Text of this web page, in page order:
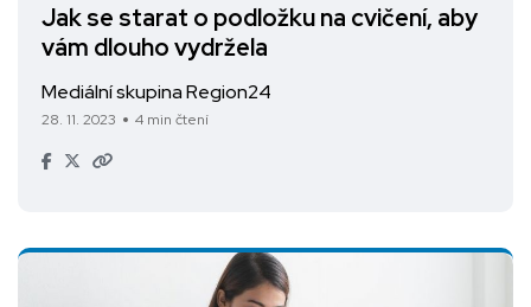
Jak se starat o podložku na cvičení, aby
vám dlouho vydržela
Mediální skupina Region24
28. 11. 2023 4 min čtení